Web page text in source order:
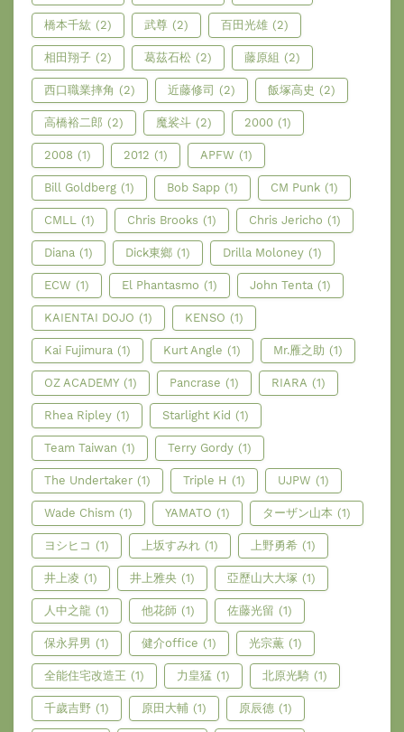
橋本千紘 (2) 武尊 (2) 百田光雄 (2)
相田翔子 (2) 葛茲石松 (2) 藤原組 (2)
西口職業摔角 (2) 近藤修司 (2) 飯塚高史 (2)
高橋裕二郎 (2) 魔裟斗 (2) 2000 (1)
2008 (1) 2012 (1) APFW (1)
Bill Goldberg (1) Bob Sapp (1) CM Punk (1)
CMLL (1) Chris Brooks (1) Chris Jericho (1)
Diana (1) Dick東鄉 (1) Drilla Moloney (1)
ECW (1) El Phantasmo (1) John Tenta (1)
KAIENTAI DOJO (1) KENSO (1)
Kai Fujimura (1) Kurt Angle (1) Mr.雁之助 (1)
OZ ACADEMY (1) Pancrase (1) RIARA (1)
Rhea Ripley (1) Starlight Kid (1)
Team Taiwan (1) Terry Gordy (1)
The Undertaker (1) Triple H (1) UJPW (1)
Wade Chism (1) YAMATO (1) ターザン山本 (1)
ヨシヒコ (1) 上坂すみれ (1) 上野勇希 (1)
井上凌 (1) 井上雅央 (1) 亞歷山大大塚 (1)
人中之龍 (1) 他花師 (1) 佐藤光留 (1)
保永昇男 (1) 健介office (1) 光宗薫 (1)
全能住宅改造王 (1) 力皇猛 (1) 北原光騎 (1)
千歲吉野 (1) 原田大輔 (1) 原辰德 (1)